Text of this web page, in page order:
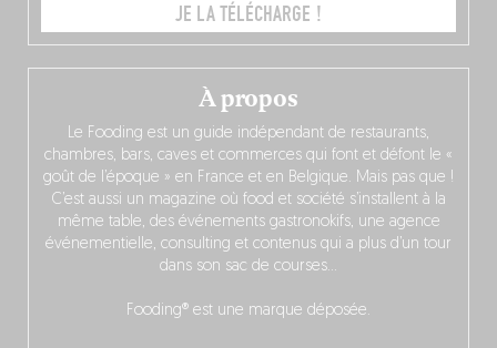
À propos
Le Fooding est un guide indépendant de restaurants,
chambres, bars, caves et commerces qui font et défont le «
goût de l’époque » en France et en Belgique. Mais pas que !
C’est aussi un magazine où food et société s’installent à la
même table, des événements gastronokifs, une agence
événementielle, consulting et contenus qui a plus d’un tour
dans son sac de courses…
Fooding® est une marque déposée.
JE LA TÉLÉCHARGE !